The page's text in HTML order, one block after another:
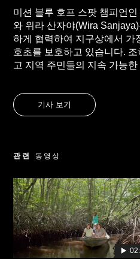
미션 블루 호프 스팟 챔피언
와 위라 산자야(Wira
하게 협력하여 지구상에서 가
호초를 보호하고 있습니다.
고 지역 주민들의 지속 가능한
기사 보기
관련 동영상